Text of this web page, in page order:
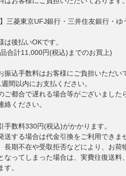
三菱東京UFJ銀行・三井住友銀行・ゆ
後払いOKです。
合計11,000円(税込)までのお買上)
振込手数料はお客様にご負担いただい
間以内にお支払ください。
ご都合で遅れる場合等がございました
絡ください。
手数料330円(税込)がかかります。
送する場合は代金引換をご利用できま
長期不在や受取拒否などにより、お荷
なってしまった場合は、実費往復送料
。